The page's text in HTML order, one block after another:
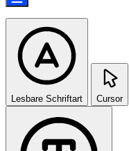
Lesbare Schriftart Cursor